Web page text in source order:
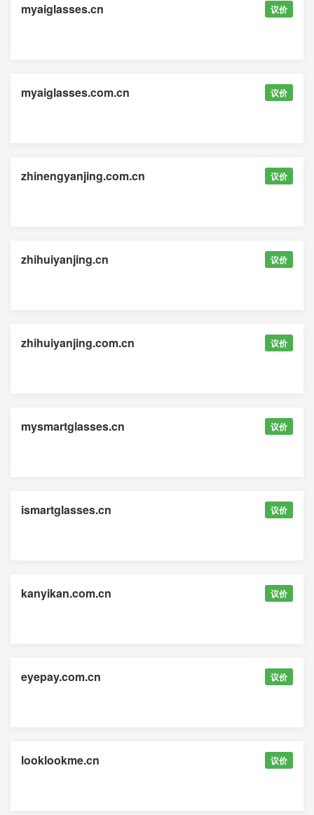
myaiglasses.cn 议价
myaiglasses.com.cn 议价
zhinengyanjing.com.cn 议价
zhihuiyanjing.cn 议价
zhihuiyanjing.com.cn 议价
mysmartglasses.cn 议价
ismartglasses.cn 议价
kanyikan.com.cn 议价
eyepay.com.cn 议价
looklookme.cn 议价